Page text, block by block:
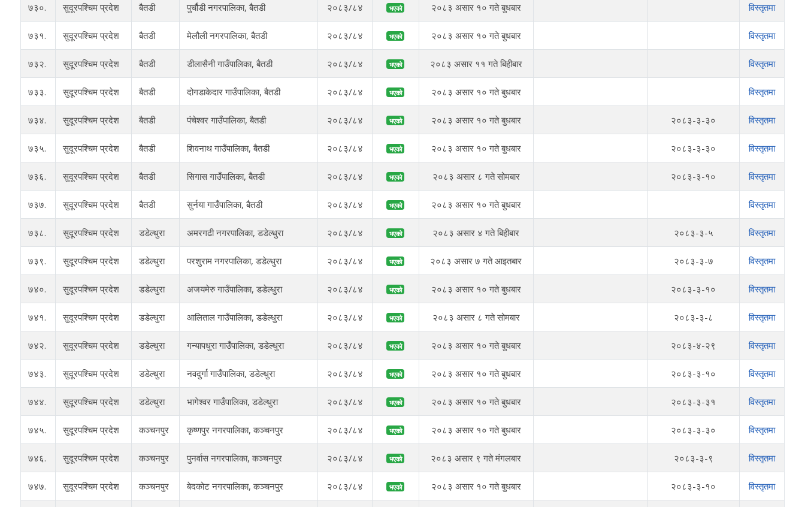
७३०. सुदूरपश्चिम प्रदेश बैतडी पुर्चौडी नगरपालिका, बैतडी २०८३/८४ भएको २०८३ असार १० गते बुधबार विस्तृतमा
७३१. सुदूरपश्चिम प्रदेश बैतडी मेलौली नगरपालिका, बैतडी २०८३/८४ भएको २०८३ असार १० गते बुधबार विस्तृतमा
७३२. सुदूरपश्चिम प्रदेश बैतडी डीलासैनी गाउँपालिका, बैतडी २०८३/८४ भएको २०८३ असार ११ गते बिहीबार विस्तृतमा
७३३. सुदूरपश्चिम प्रदेश बैतडी दोगडाकेदार गाउँपालिका, बैतडी २०८३/८४ भएको २०८३ असार १० गते बुधबार विस्तृतमा
७३४. सुदूरपश्चिम प्रदेश बैतडी पंचेश्वर गाउँपालिका, बैतडी २०८३/८४ भएको २०८३ असार १० गते बुधबार २०८३-३-३० विस्तृतमा
७३५. सुदूरपश्चिम प्रदेश बैतडी शिवनाथ गाउँपालिका, बैतडी २०८३/८४ भएको २०८३ असार १० गते बुधबार २०८३-३-३० विस्तृतमा
७३६. सुदूरपश्चिम प्रदेश बैतडी सिगास गाउँपालिका, बैतडी २०८३/८४ भएको २०८३ असार ८ गते सोमबार २०८३-३-१० विस्तृतमा
७३७. सुदूरपश्चिम प्रदेश बैतडी सुर्नया गाउँपालिका, बैतडी २०८३/८४ भएको २०८३ असार १० गते बुधबार विस्तृतमा
७३८. सुदूरपश्चिम प्रदेश डडेल्धुरा अमरगढी नगरपालिका, डडेल्धुरा २०८३/८४ भएको २०८३ असार ४ गते बिहीबार २०८३-३-५ विस्तृतमा
७३९. सुदूरपश्चिम प्रदेश डडेल्धुरा परशुराम नगरपालिका, डडेल्धुरा २०८३/८४ भएको २०८३ असार ७ गते आइतबार २०८३-३-७ विस्तृतमा
७४०. सुदूरपश्चिम प्रदेश डडेल्धुरा अजयमेरु गाउँपालिका, डडेल्धुरा २०८३/८४ भएको २०८३ असार १० गते बुधबार २०८३-३-१० विस्तृतमा
७४१. सुदूरपश्चिम प्रदेश डडेल्धुरा आलिताल गाउँपालिका, डडेल्धुरा २०८३/८४ भएको २०८३ असार ८ गते सोमबार २०८३-३-८ विस्तृतमा
७४२. सुदूरपश्चिम प्रदेश डडेल्धुरा गन्यापधुरा गाउँपालिका, डडेल्धुरा २०८३/८४ भएको २०८३ असार १० गते बुधबार २०८३-४-२९ विस्तृतमा
७४३. सुदूरपश्चिम प्रदेश डडेल्धुरा नवदुर्गा गाउँपालिका, डडेल्धुरा २०८३/८४ भएको २०८३ असार १० गते बुधबार २०८३-३-१० विस्तृतमा
७४४. सुदूरपश्चिम प्रदेश डडेल्धुरा भागेश्वर गाउँपालिका, डडेल्धुरा २०८३/८४ भएको २०८३ असार १० गते बुधबार २०८३-३-३१ विस्तृतमा
७४५. सुदूरपश्चिम प्रदेश कञ्चनपुर कृष्णपुर नगरपालिका, कञ्चनपुर २०८३/८४ भएको २०८३ असार १० गते बुधबार २०८३-३-३० विस्तृतमा
७४६. सुदूरपश्चिम प्रदेश कञ्चनपुर पुनर्वास नगरपालिका, कञ्चनपुर २०८३/८४ भएको २०८३ असार ९ गते मंगलबार २०८३-३-९ विस्तृतमा
७४७. सुदूरपश्चिम प्रदेश कञ्चनपुर बेदकोट नगरपालिका, कञ्चनपुर २०८३/८४ भएको २०८३ असार १० गते बुधबार २०८३-३-१० विस्तृतमा